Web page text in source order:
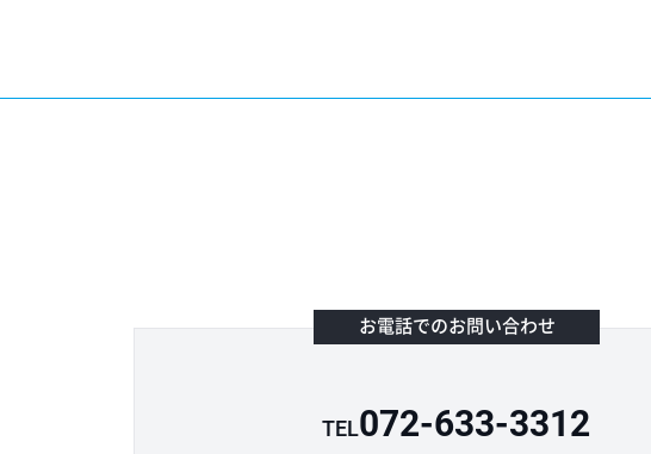
お電話でのお問い合わせ
TEL072-633-3312